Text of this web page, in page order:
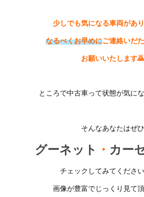
少しでも気になる車両があ
なるべくお早めにご連絡いだ
お願いいたします🙇
ところで中古車って状態が気に
そんなあなたはぜひ
グーネット ・ カー
チェックしてみてくだ
画像が豊富でじっくり見て